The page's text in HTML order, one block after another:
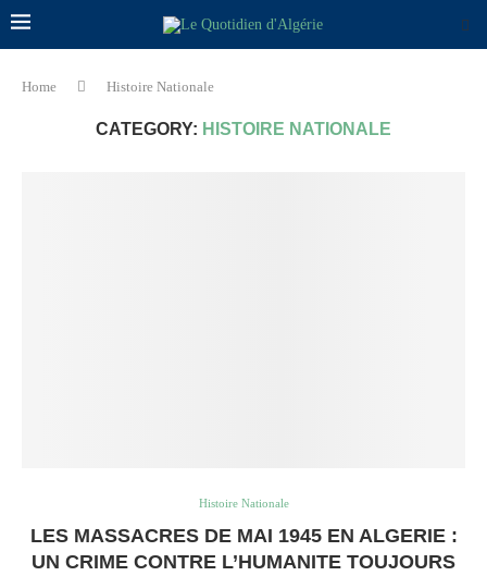
Home Histoire Nationale
CATEGORY: HISTOIRE NATIONALE
Histoire Nationale
LES MASSACRES DE MAI 1945 EN ALGERIE :
UN CRIME CONTRE L’HUMANITE TOUJOURS